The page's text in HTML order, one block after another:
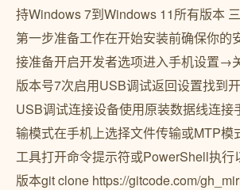
持Windows 7到Windows 11所有版本
第一步准备工作在开始安装前确保你的
接准备开启开发者选项进入手机设置→
版本号7次启用USB调试返回设置找到
USB调试连接设备使用原装数据线连接
输模式在手机上选择文件传输或MTP模
工具打开命令提示符或PowerShell执行
版本git clone https://gitcode.com/